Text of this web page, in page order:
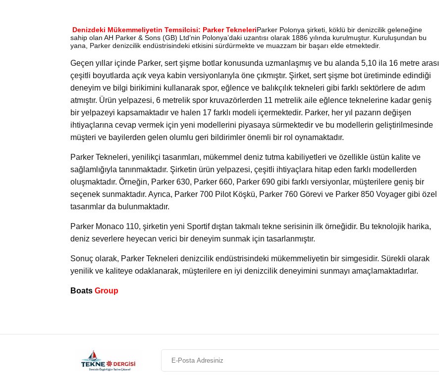
Denizdeki Mükemmeliyetin Temsilcisi: Parker TekneleriParker Polonya şirketi, köklü bir denizcilik geleneğine
sahip olan AH Parker & Sons (GB) Ltd’nin Polonya’daki uzantısı olarak 1886 yılında kurulmuştur. Kuruluşundan bu
yana, Parker denizcilik endüstrisindeki etkisini sürdürmekte ve muazzam bir başarı elde etmektedir.
Geçen yıllar içinde Parker, sert şişme botlar konusunda uzmanlaşmış ve bu alanda 5,10 ila 16 metre arası
çeşitli boyutlarda açık veya kabin versiyonlarıyla öne çıkmıştır. Şirket, sert şişme bot üretiminde edindiği
deneyim ve bilgi birikimini kullanarak spor, eğlence ve balıkçılık tekneleri gibi farklı sektörlere de adım
atmıştır. Ürün yelpazesi, 6 metrelik spor kruvazörlerden 11 metrelik aile eğlence teknelerine kadar geniş
bir yelpazeyi kapsamaktadır ve halen 17 farklı modeli içermektedir. Parker, her yıl pazarın değişen
ihtiyaçlarına cevap vermek için yeni modellerini piyasaya sürmektedir ve bu modellerin geliştirilmesinde
müşteri ve bayilerden gelen olumlu geri bildirimler önemli bir rol oynamaktadır.
Parker Tekneleri, yenilikçi tasarımları, mükemmel deniz tutma kabiliyetleri ve özellikle üstün kalite ve
sağlamlığıyla tanınmaktadır. Şirketin ürün yelpazesi, çeşitli ihtiyaçlara hitap eden farklı modellerden
oluşmaktadır. Örneğin, Parker 630, Parker 660, Parker 690 gibi farklı versiyonlar, müşterilere geniş bir
seçenek sunmaktadır. Ayrıca, Parker 700 Pilot Köşkü, Parker 760 Görevi ve Parker 850 Voyager gibi özel
tasarımlar da bulunmaktadır.
Parker Monaco 110, şirketin yeni Sportif dıştan takmalı tekne serisinin ilk örneğidir. Bu teknolojik harika,
deniz severlere heyecan verici bir deneyim sunmak için tasarlanmıştır.
Sonuç olarak, Parker Tekneleri denizcilik endüstrisindeki mükemmeliyetin bir simgesidir. Sürekli olarak
yenilik ve kaliteye odaklanarak, müşterilere en iyi denizcilik deneyimini sunmayı amaçlamaktadırlar.
Boats Group